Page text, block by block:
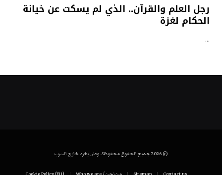
رجل العلم والقرآن.. الذي لم يسكت عن خيانة
الحكام لغزة
…
© 2026 جميع الحقوق محفوظة. وطن يغرد خارج السرب